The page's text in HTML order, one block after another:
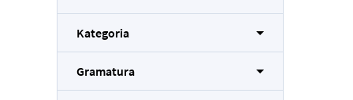
Kategoria
Gramatura